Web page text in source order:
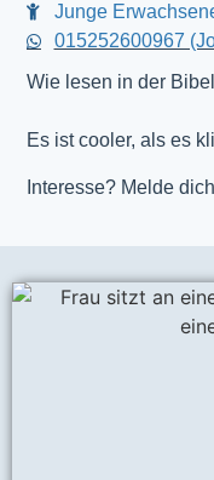
Junge
015252600967
Wie lesen in der
Es ist cooler, als es
Interesse? Melde